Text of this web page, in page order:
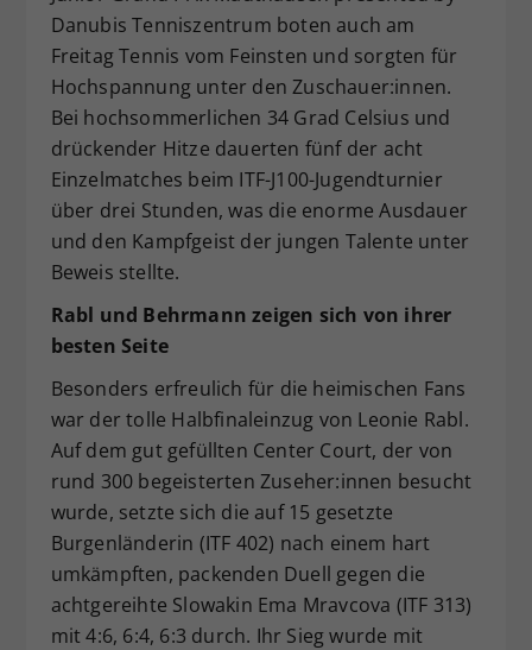
Danubis Tenniszentrum boten auch am
Freitag Tennis vom Feinsten und sorgten für
Hochspannung unter den Zuschauer:innen.
Bei hochsommerlichen 34 Grad Celsius und
drückender Hitze dauerten fünf der acht
Einzelmatches beim ITF-J100-Jugendturnier
über drei Stunden, was die enorme Ausdauer
und den Kampfgeist der jungen Talente unter
Beweis stellte.
Rabl und Behrmann zeigen sich von ihrer
besten Seite
Besonders erfreulich für die heimischen Fans
war der tolle Halbfinaleinzug von Leonie Rabl.
Auf dem gut gefüllten Center Court, der von
rund 300 begeisterten Zuseher:innen besucht
wurde, setzte sich die auf 15 gesetzte
Burgenländerin (ITF 402) nach einem hart
umkämpften, packenden Duell gegen die
achtgereihte Slowakin Ema Mravcova (ITF 313)
mit 4:6, 6:4, 6:3 durch. Ihr Sieg wurde mit
Zweck
Dieser Wert speichert Ihre Consent-
Einstellungen. Unter anderem eine
zufällig generierte ID, für die
historische Speicherung Ihrer
Webseiten-Betreiber dies eingestellt
hat.